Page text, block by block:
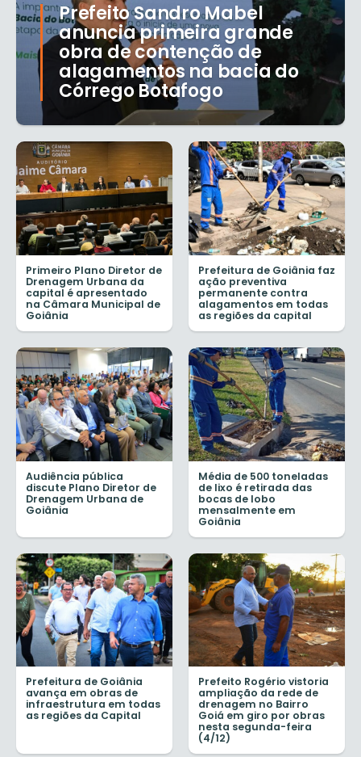
Prefeito Sandro Mabel
anuncia primeira grande
obra de contenção de
alagamentos na bacia do
Córrego Botafogo
Primeiro Plano Diretor de
Drenagem Urbana da
capital é apresentado
na Câmara Municipal de
Goiânia
Prefeitura de Goiânia faz
ação preventiva
permanente contra
alagamentos em todas
as regiões da capital
Audiência pública
discute Plano Diretor de
Drenagem Urbana de
Goiânia
Média de 500 toneladas
de lixo é retirada das
bocas de lobo
mensalmente em
Goiânia
Prefeitura de Goiânia
avança em obras de
infraestrutura em todas
as regiões da Capital
Prefeito Rogério vistoria
ampliação da rede de
drenagem no Bairro
Goiá em giro por obras
nesta segunda-feira
(4/12)